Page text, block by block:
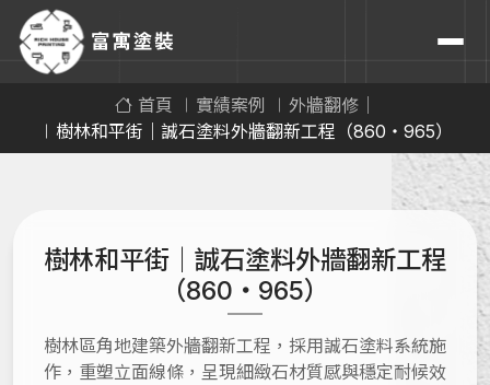
首頁 實績案例
外牆翻修｜
樹林和平街｜誠石塗料外牆翻新工程（860・965）
樹林和平街｜誠石塗料外牆翻新工程
（860・965）
樹林區角地建築外牆翻新工程，採用誠石塗料系統施
作，重塑立面線條，呈現細緻石材質感與穩定耐候效